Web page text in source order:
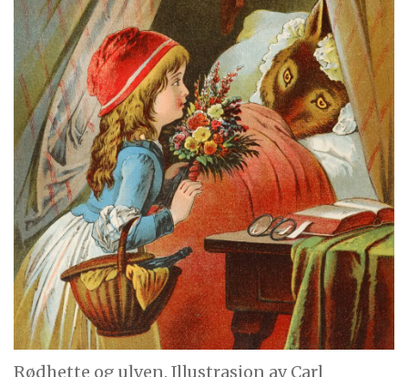
Rødhette og ulven. Illustrasjon av Carl